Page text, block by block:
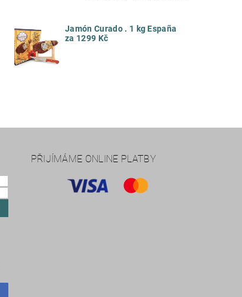
Jamón Curado . 1 kg España
za 1299 Kč
PŘIJÍMÁME ONLINE PLATBY